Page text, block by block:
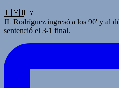
🇺🇾🇺🇾
JL Rodríguez ingresó a los 90' y al
sentenció el 3-1 final.